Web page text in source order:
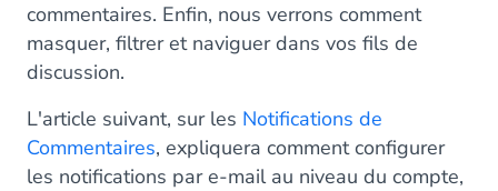
commentaires. Enfin, nous verrons comment
masquer, filtrer et naviguer dans vos fils de
discussion.
L'article suivant, sur les Notifications de
Commentaires, expliquera comment configurer
les notifications par e-mail au niveau du compte,